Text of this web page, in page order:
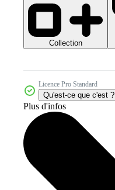
Collection
Licence Pro Standard
Qu'est-ce que c'est ?
Plus d'infos